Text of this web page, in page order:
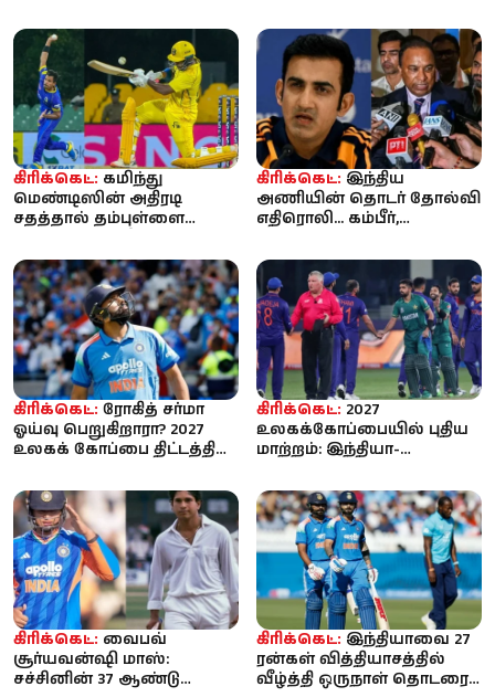
ரோக...
கிரிக்கெட்: கமிந்து
மெண்டிஸின் அதிரடி
சதத்தால் தம்புள்ளை
கொழும்பு கேப்ஸ் –...
கிரிக்கெட்: இந்திய
அணியின் தொடர் தோல்வி
எதிரொலி... கம்பீர்,
ஆலோசனை கூட...
கிரிக்கெட்: ரோகித் சர்மா
ஓய்வு பெறுகிறாரா? 2027
உலகக் கோப்பை திட்டத்தில்
தகவலால்...
கிரிக்கெட்: 2027
உலகக்கோப்பையில் புதிய
மாற்றம்: இந்தியா-
போட்டிகள் அதிகரிக்...
கிரிக்கெட்: வைபவ்
சூர்யவன்ஷி மாஸ்:
சச்சினின் 37 ஆண்டு
கிரிக்கெட்: இந்தியாவை 27
ரன்கள் வித்தியாசத்தில்
வீழ்த்தி ஒருநாள் தொடரை